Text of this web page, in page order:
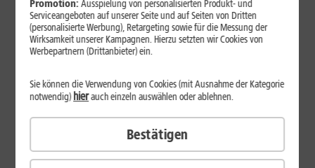
Ich nutze hier bereits einen Internet-Anschluss eines
Ich nutze hier noch keinen Internet-Anschluss
Datenschutz
Jetzt Verfügbarkeit prüfen
Promotion:Ausspielung von personalisierten Produkt- und
Serviceangeboten auf unserer Seite und auf Seiten von Dritten
(personalisierte Werbung), Retargeting sowie für die Messung der
Wirksamkeit unserer Kampagnen. Hierzu setzten wir Cookies von
Werbepartnern (Drittanbieter) ein.
Sie können die Verwendung von Cookies (mit Ausnahme der Kategorie
notwendig)hierauch einzeln auswählen oder ablehnen.
Bestätigen